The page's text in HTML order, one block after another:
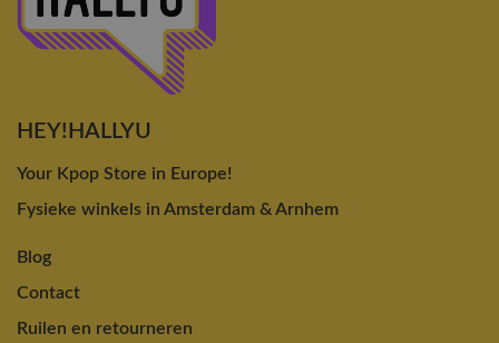
HEY!HALLYU
Your Kpop Store in Europe!
Fysieke winkels in Amsterdam & Arnhem
Blog
Contact
Ruilen en retourneren